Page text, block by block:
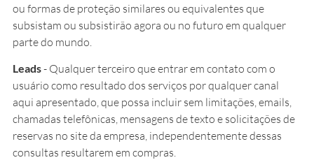
ou formas de proteção similares ou equivalentes que
subsistam ou subsistirão agora ou no futuro em qualquer
parte do mundo.
Leads- Qualquer terceiro que entrar em contato com o
usuário como resultado dos serviços por qualquer canal
aqui apresentado, que possa incluir sem limitações, emails,
chamadas telefônicas, mensagens de texto e solicitações de
reservas no site da empresa, independentemente dessas
consultas resultarem em compras.